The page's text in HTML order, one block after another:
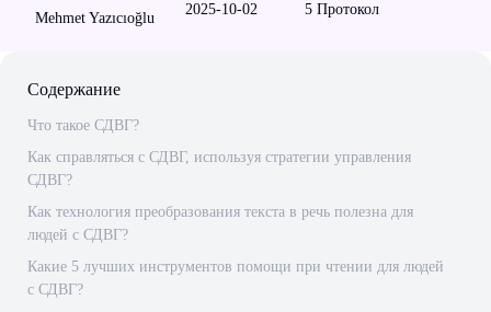
Mehmet Yazıcıoğlu
2025-10-02 5 Протокол
Содержание
Что такое СДВГ?
Как справляться с СДВГ, используя стратегии управления
СДВГ?
Как технология преобразования текста в речь полезна для
людей с СДВГ?
Какие 5 лучших инструментов помощи при чтении для людей
с СДВГ?